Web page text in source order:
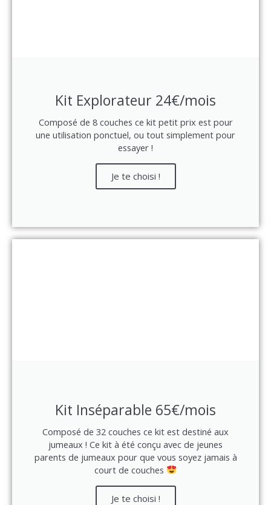
Kit Explorateur 24€/mois
Composé de 8 couches ce kit petit prix est pour
une utilisation ponctuel, ou tout simplement pour
essayer !
Je te choisi !
Kit Inséparable 65€/mois
Composé de 32 couches ce kit est destiné aux
jumeaux ! Ce kit à été conçu avec de jeunes
parents de jumeaux pour que vous soyez jamais à
court de couches
Je te choisi !